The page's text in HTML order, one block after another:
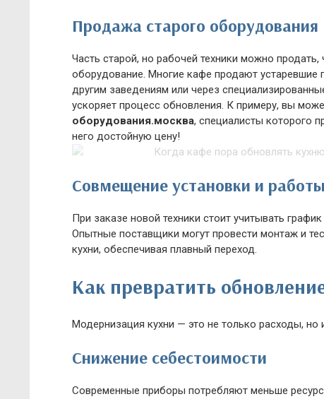
Продажа старого оборудования
Часть старой, но рабочей техники можно
оборудование. Многие кафе продают
другим заведениям или через
ускоряет процесс обновления. К примеру, вы
оборудования.москва, специалисты которого
него достойную цену!
Совмещение установки и работы
При заказе новой техники стоит учитывать
Опытные поставщики могут провести монтаж и
кухни, обеспечивая плавный переход.
Как превратить
Модернизация кухни — это не только расходы,
Снижение себестоимости
Современные приборы потребляют меньше